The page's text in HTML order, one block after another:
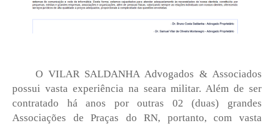
O VILAR SALDANHA Advogados & Associados
possui vasta experiência na seara militar. Além de ser
contratado há anos por outras 02 (duas) grandes
Associações de Praças do RN, portanto, com vasta